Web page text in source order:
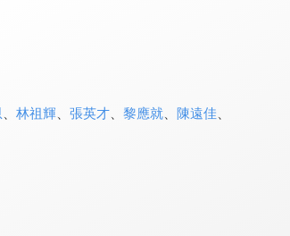
林祖輝、 張英才、 黎應就、 陳遠佳